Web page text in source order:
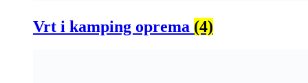
Vrt i kamping oprema (4)